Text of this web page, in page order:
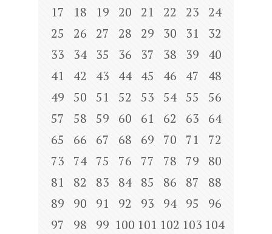
17
18 19 20 21 22 23
24
25
26 27 28 29 30 31
32
33
34 35 36 37 38 39
40
41
42 43 44 45 46 47
48
49
50 51 52 53 54 55
56
57
58 59 60 61 62 63
64
65
66 67 68 69 70 71
72
73
74 75 76 77 78 79
80
81
82 83 84 85 86 87
88
89
90 91 92 93 94 95
96
97
98 99 100 101 102 103 104